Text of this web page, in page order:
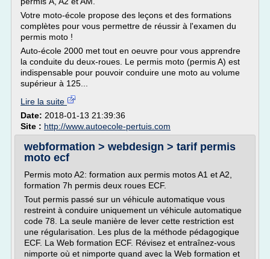
Votre moto-école propose des leçons et des formations
complètes pour vous permettre de réussir à l'examen du
permis moto !
Auto-école 2000 met tout en oeuvre pour vous apprendre
la conduite du deux-roues. Le permis moto (permis A) est
indispensable pour pouvoir conduire une moto au volume
supérieur à 125...
Lire la suite
Date: 2018-01-13 21:39:36
Site : http://www.autoecole-pertuis.com
webformation > webdesign > tarif permis
moto ecf
Permis moto A2: formation aux permis motos A1 et A2,
formation 7h permis deux roues ECF.
Tout permis passé sur un véhicule automatique vous
restreint à conduire uniquement un véhicule automatique
code 78. La seule manière de lever cette restriction est
une régularisation. Les plus de la méthode pédagogique
ECF. La Web formation ECF. Révisez et entraînez-vous
nimporte où et nimporte quand avec la Web formation et